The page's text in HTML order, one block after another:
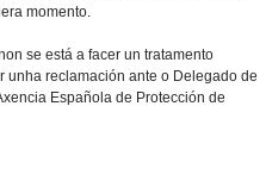
momento.
se está a facer un tratamento
unha reclamación ante o Delegado de
Española de Protección de